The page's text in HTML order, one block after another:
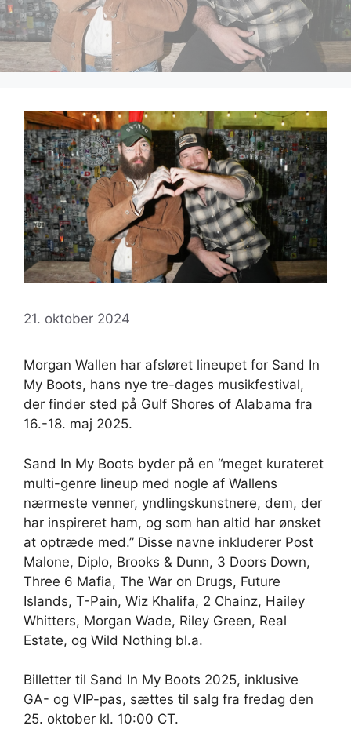
21. oktober 2024
Morgan Wallen har afsløret lineupet for Sand In
My Boots, hans nye tre-dages musikfestival,
der finder sted på Gulf Shores of Alabama fra
16.-18. maj 2025.
Sand In My Boots byder på en “meget kurateret
multi-genre lineup med nogle af Wallens
nærmeste venner, yndlingskunstnere, dem, der
har inspireret ham, og som han altid har ønsket
at optræde med.” Disse navne inkluderer Post
Malone, Diplo, Brooks & Dunn, 3 Doors Down,
Three 6 Mafia, The War on Drugs, Future
Islands, T-Pain, Wiz Khalifa, 2 Chainz, Hailey
Whitters, Morgan Wade, Riley Green, Real
Estate, og Wild Nothing bl.a.
Billetter til Sand In My Boots 2025, inklusive
GA- og VIP-pas, sættes til salg fra fredag ​​den
25. oktober kl. 10:00 CT.